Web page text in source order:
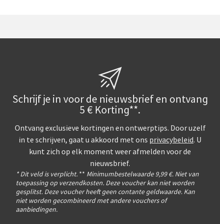
Schrijf je in voor de nieuwsbrief en ontvang
5 € Korting**.
Ontvang exclusieve kortingen en ontwerptips. Door uzelf
in te schrijven, gaat u akkoord met ons privacybeleid. U
kunt zich op elk moment weer afmelden voor de
nieuwsbrief.
* Dit veld is verplicht. ** Minimumbestelwaarde 9,99 €. Niet van
toepassing op verzendkosten. Deze voucher kan niet worden
gesplitst. Deze voucher heeft geen contante geldwaarde. Kan
niet worden gecombineerd met andere vouchers of
aanbiedingen.